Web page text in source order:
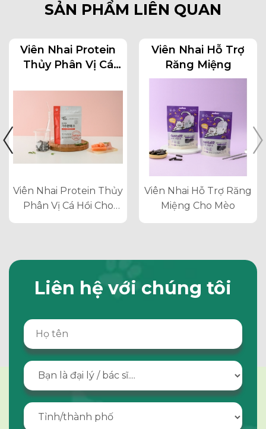
SẢN PHẨM LIÊN QUAN
Viên Nhai Protein
Thủy Phân Vị Cá
Viên Nhai Protein Thủy
Phân Vị Cá Hồi Cho
Chó Mèo
Viên Nhai Hỗ Trợ
Răng Miệng
Viên Nhai Hỗ Trợ Răng
Miệng Cho Mèo
Liên hệ với chúng tôi